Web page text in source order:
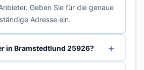
Geben Sie für die genaue
Adresse ein.
in Bramstedtlund 25926?